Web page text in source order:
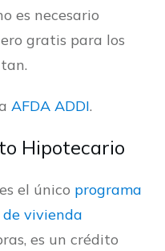
es necesario
gratis para los
AFDA ADDI.
Hipotecario
el único programa
vivienda
es un crédito